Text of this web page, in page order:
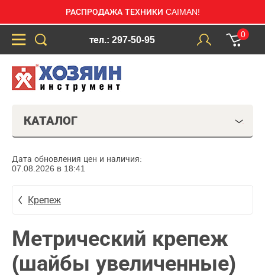
РАСПРОДАЖА ТЕХНИКИ CAIMAN!
тел.: 297-50-95
0
КАТАЛОГ
Дата обновления цен и наличия:
07.08.2026 в 18:41
Крепеж
Метрический крепеж
(шайбы увеличенные)